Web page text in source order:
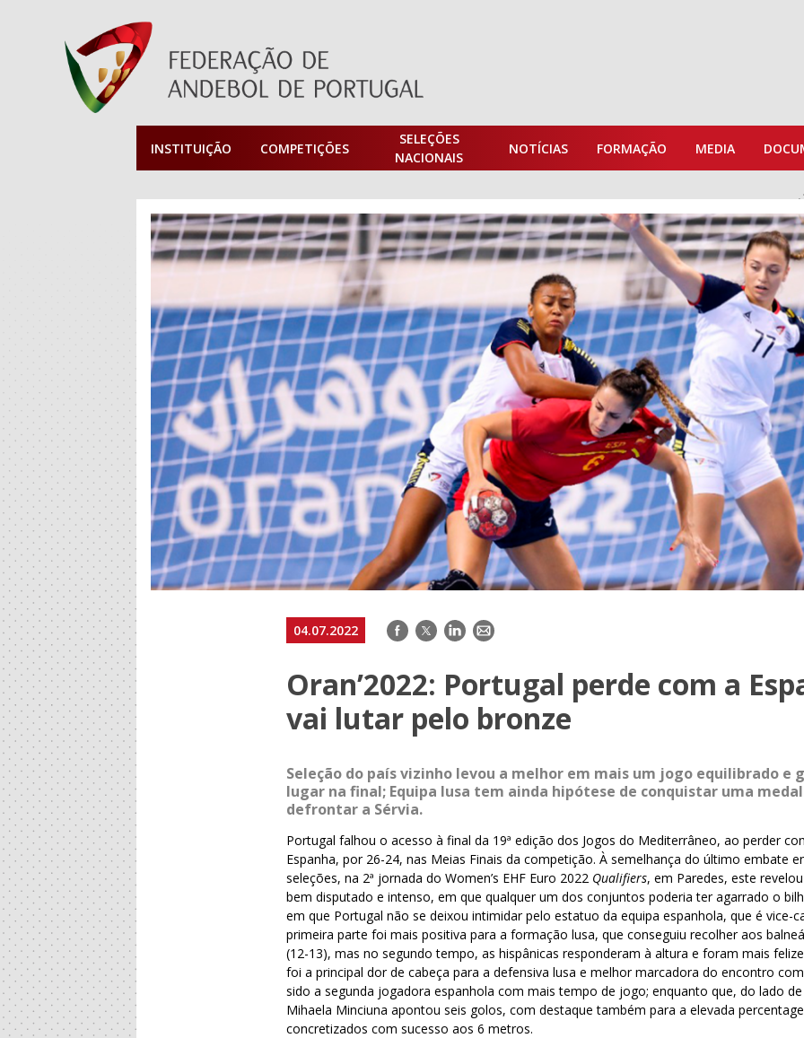
INSTITUIÇÃO COMPETIÇÕES
SELEÇÕES
NACIONAIS
NOTÍCIAS FORMAÇÃO MEDIA
04.07.2022 Facebook
TwitterLinkedIn
E-
Oran’2022: Portugal perde com a
vai lutar pelo bronze
Seleção do país vizinho levou a melhor em mais um jogo equilibrado e
lugar na final; Equipa lusa tem ainda hipótese de conquistar uma
defrontar a Sérvia.
Portugal falhou o acesso à final da 19ª edição dos Jogos do Mediterrâneo, ao perder
Espanha, por 26-24, nas Meias Finais da competição. À semelhança do último embate
seleções, na 2ª jornada do Women’s EHF Euro 2022 Qualifiers, em Paredes, este
bem disputado e intenso, em que qualquer um dos conjuntos poderia ter agarrado o
em que Portugal não se deixou intimidar pelo estatuo da equipa espanhola, que é vice-
primeira parte foi mais positiva para a formação lusa, que conseguiu recolher aos
(12-13), mas no segundo tempo, as hispânicas responderam à altura e foram mais
foi a principal dor de cabeça para a defensiva lusa e melhor marcadora do encontro
sido a segunda jogadora espanhola com mais tempo de jogo; enquanto que, do lado
Mihaela Minciuna apontou seis golos, com destaque também para a elevada
concretizados com sucesso aos 6 metros.